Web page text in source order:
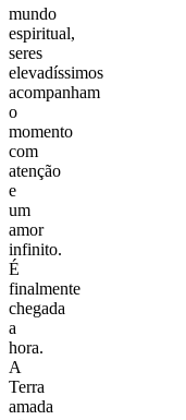
mundo
espiritual,
seres
elevadíssimos
acompanham
o
momento
com
atenção
e
um
amor
infinito.
É
finalmente
chegada
a
hora.
A
Terra
amada